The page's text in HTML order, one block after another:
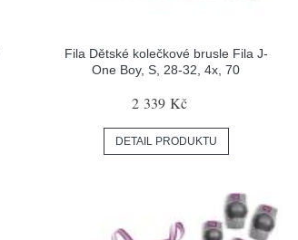
Fila Dětské kolečkové brusle Fila J-
One Boy, S, 28-32, 4x, 70
2 339 Kč
DETAIL PRODUKTU